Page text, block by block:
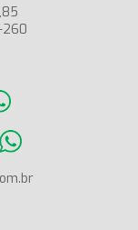
260